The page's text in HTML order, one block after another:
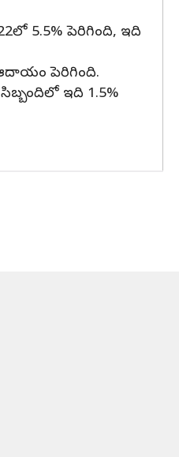
5.5% పెరిగింది, ఇది
పెరిగింది.
ఇది 1.5%